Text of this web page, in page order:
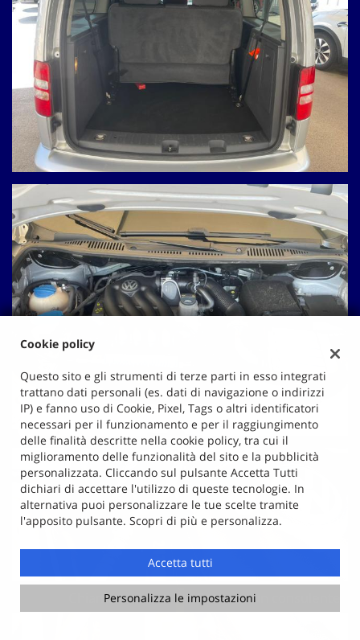
Chiama Contatta un consulente
Cookie policy
Questo sito e gli strumenti di terze parti in esso integrati
trattano dati personali (es. dati di navigazione o indirizzi
IP) e fanno uso di Cookie, Pixel, Tags o altri identificatori
necessari per il funzionamento e per il raggiungimento
delle finalità descritte nella cookie policy, tra cui il
miglioramento delle funzionalità del sito e la pubblicità
personalizzata. Cliccando sul pulsante Accetta Tutti
dichiari di accettare l'utilizzo di queste tecnologie. In
alternativa puoi personalizzare le tue scelte tramite
l'apposito pulsante. Scopri di più e personalizza.
Accetta tutti
Personalizza le impostazioni